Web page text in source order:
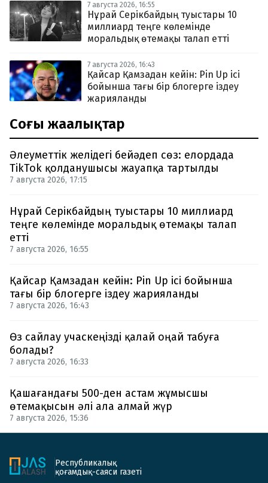
7 августа 2026, 16:55
Нұрай Серікбайдың туыстары 10
миллиард теңге көлемінде
моральдық өтемақы талап етті
7 августа 2026, 16:43
Қайсар Қамзадан кейін: Pin Up ісі
бойынша тағы бір блогерге іздеу
жарияланды
Соңғы жаңалықтар
Әлеуметтік желідегі бейәдеп сөз: елордада
TikTok қолданушысы жауапқа тартылды
7 августа 2026, 17:15
Нұрай Серікбайдың туыстары 10 миллиард
теңге көлемінде моральдық өтемақы талап
етті
7 августа 2026, 16:55
Қайсар Қамзадан кейін: Pin Up ісі бойынша
тағы бір блогерге іздеу жарияланды
7 августа 2026, 16:43
Өз сайлау учаскеңізді қалай оңай табуға
болады?
7 августа 2026, 16:33
Қашағандағы 500-ден астам жұмысшы
өтемақысын әлі ала алмай жүр
7 августа 2026, 15:36
Республикалық
қоғамдық-саяси газеті